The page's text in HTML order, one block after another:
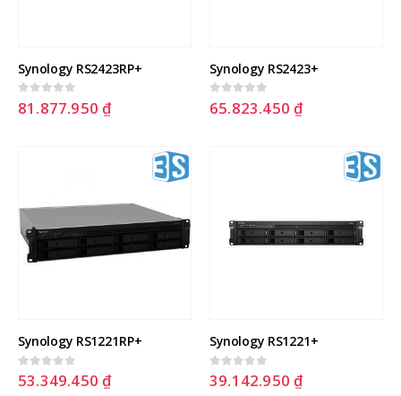
Synology RS2423RP+
0out of 5
81.877.950₫
Synology RS2423+
0out of 5
65.823.450₫
Synology RS1221RP+
0out of 5
53.349.450₫
Synology RS1221+
0out of 5
39.142.950₫